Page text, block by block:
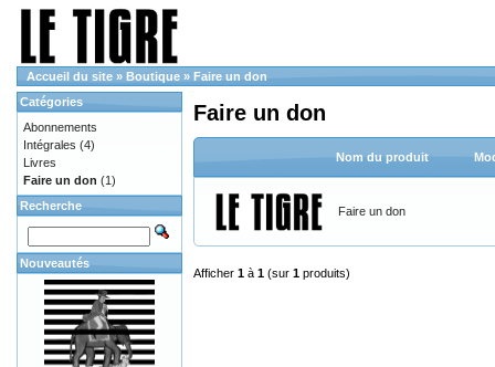
Accueil du site » Boutique » Faire un don
Faire un don
Nom du produit
Faire un don
Afficher 1 à 1 (sur 1 produits)
Catégories
Abonnements
Intégrales (4)
Livres
Faire un don (1)
Recherche
Nouveautés